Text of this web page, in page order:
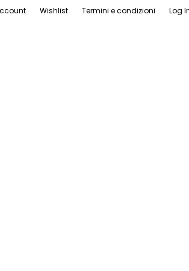
Wishlist Termini e condizioni Log